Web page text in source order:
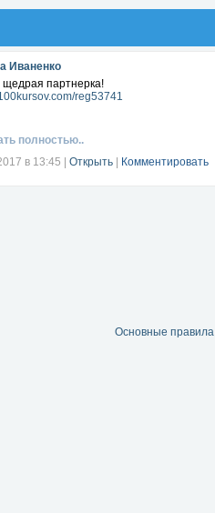
Иваненко
партнерка!
reg53741
полностью..
в 13:45
Открыть Комментировать
Основные правила